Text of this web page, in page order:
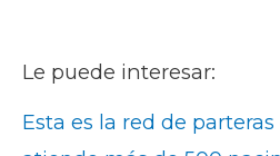
Le puede interesar:
Esta es la red de